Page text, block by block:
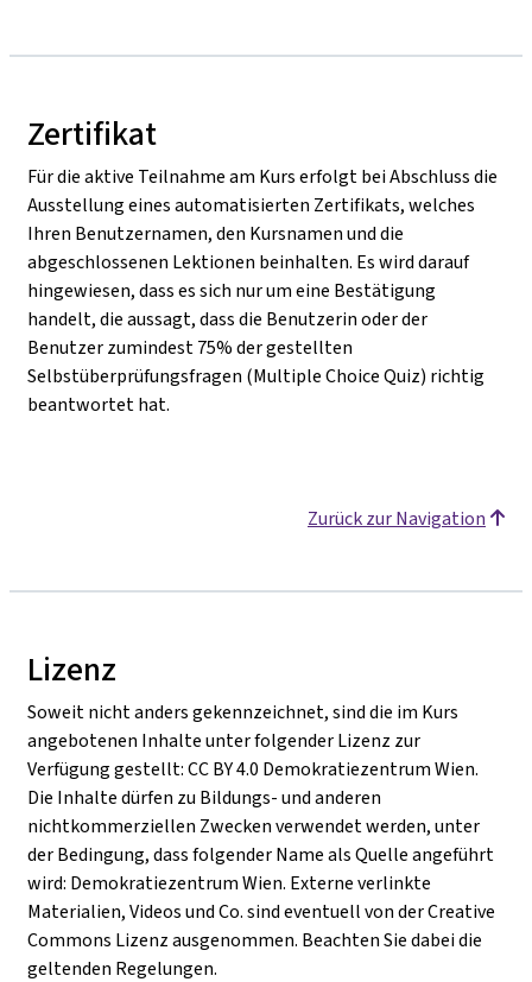
Zertifikat
Für die aktive Teilnahme am Kurs erfolgt bei Abschluss die
Ausstellung eines automatisierten Zertifikats, welches
Ihren Benutzernamen, den Kursnamen und die
abgeschlossenen Lektionen beinhalten. Es wird darauf
hingewiesen, dass es sich nur um eine Bestätigung
handelt, die aussagt, dass die Benutzerin oder der
Benutzer zumindest 75% der gestellten
Selbstüberprüfungsfragen (Multiple Choice Quiz) richtig
beantwortet hat.
Zurück zur Navigation
Lizenz
Soweit nicht anders gekennzeichnet, sind die im Kurs
angebotenen Inhalte unter folgender Lizenz zur
Verfügung gestellt: CC BY 4.0 Demokratiezentrum Wien.
Die Inhalte dürfen zu Bildungs- und anderen
nichtkommerziellen Zwecken verwendet werden, unter
der Bedingung, dass folgender Name als Quelle angeführt
wird: Demokratiezentrum Wien. Externe verlinkte
Materialien, Videos und Co. sind eventuell von der Creative
Commons Lizenz ausgenommen. Beachten Sie dabei die
geltenden Regelungen.